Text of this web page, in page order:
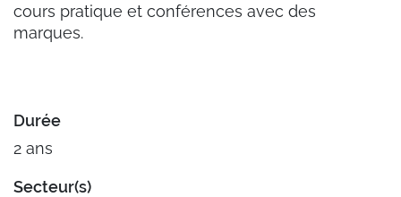
cours pratique et conférences avec des
marques.
Durée
2 ans
Secteur(s)